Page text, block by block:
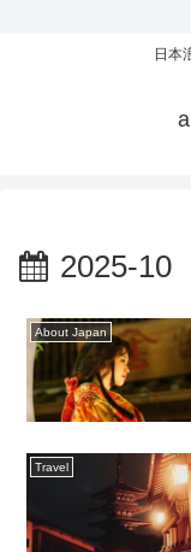
日本
2025-10
About Japan
Travel